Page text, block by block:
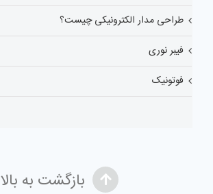
طراحی مدار الکترونیکی چیست؟
فیبر نوری
فوتونیک
بازگشت به بالا